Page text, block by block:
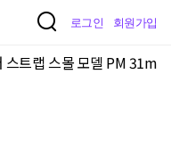
로그인 회원가입